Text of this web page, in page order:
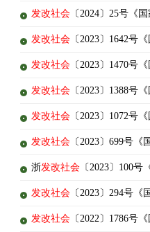
发改社会 〔2024〕25号《
发改社会 〔2023〕1642号
发改社会 〔2023〕1470号
发改社会 〔2023〕1388号
发改社会 〔2023〕1072号
发改社会 〔2023〕699号
浙发改社会 〔2023〕100
发改社会 〔2023〕294号
发改社会 〔2022〕1786号